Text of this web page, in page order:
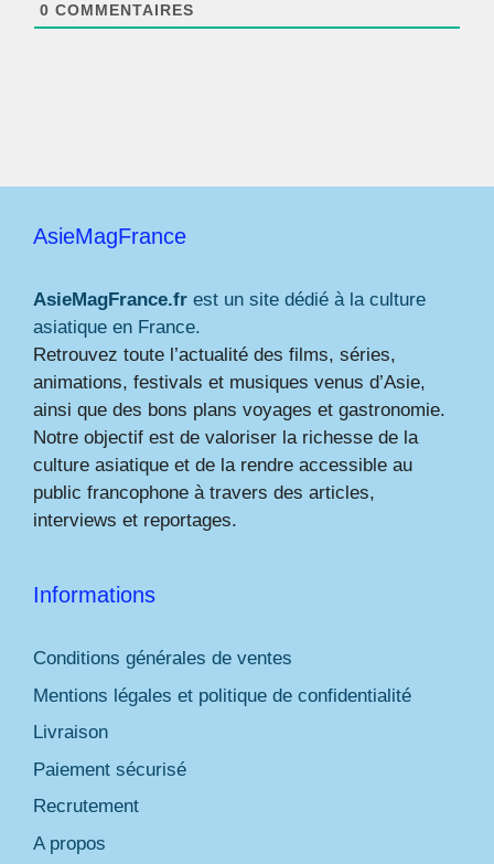
0 COMMENTAIRES
AsieMagFrance
AsieMagFrance.fr est un site dédié à la culture
asiatique en France.
Retrouvez toute l’actualité des films, séries,
animations, festivals et musiques venus d’Asie,
ainsi que des bons plans voyages et gastronomie.
Notre objectif est de valoriser la richesse de la
culture asiatique et de la rendre accessible au
public francophone à travers des articles,
interviews et reportages.
Informations
Conditions générales de ventes
Mentions légales et politique de confidentialité
Livraison
Paiement sécurisé
Recrutement
A propos